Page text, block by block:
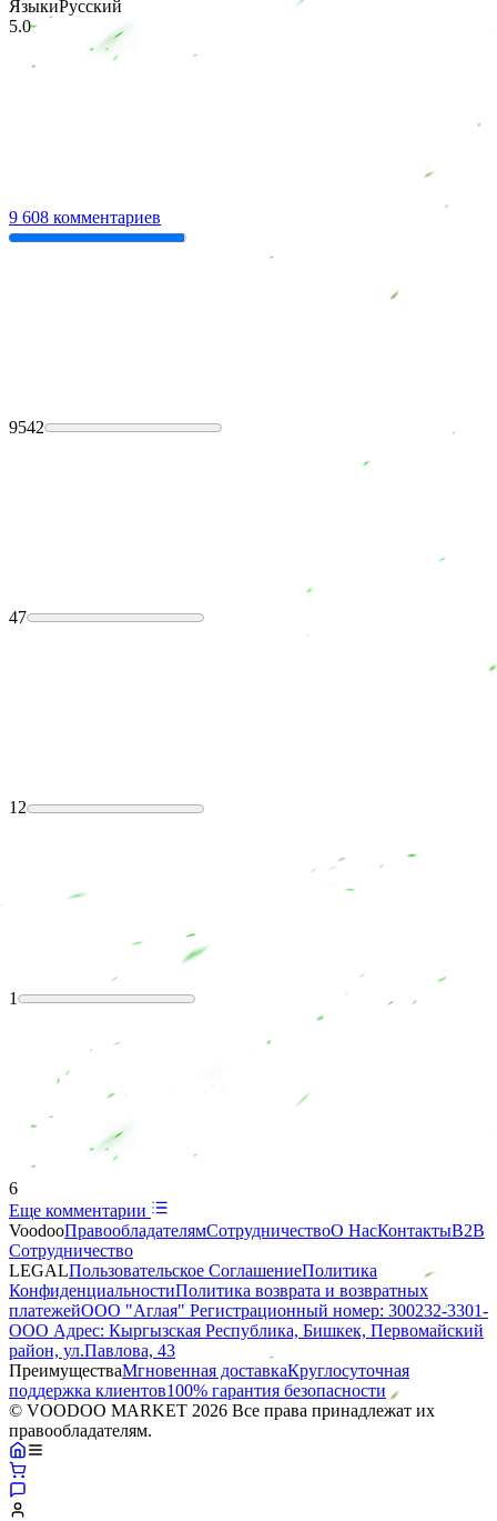
ЯзыкиРусский
5.0
9 608 комментариев
9542
47
12
1
6
Еще комментарии
VoodooПравообладателямСотрудничествоО НасКонтактыB2B
Сотрудничество
LEGALПользовательское СоглашениеПолитика
КонфиденциальностиПолитика возврата и возвратных
платежейООО "Аглая" Регистрационный номер: 300232-3301-
ООО Адрес: Кыргызская Республика, Бишкек, Первомайский
район, ул.Павлова, 43
ПреимуществаМгновенная доставкаКруглосуточная
поддержка клиентов100% гарантия безопасности
© VOODOO MARKET 2026 Все права принадлежат их
правообладателям.